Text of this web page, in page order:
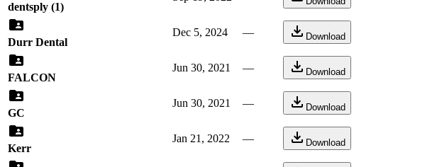
dentsply (1)
Durr Dental
Dec 5, 2024 — Download
FALCON
Jun 30, 2021 — Download
GC
Jun 30, 2021 — Download
Kerr
Jan 21, 2022 — Download